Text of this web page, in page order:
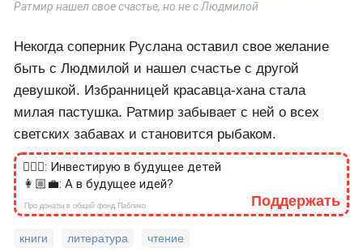
Ратмир нашел свое счастье, но не с Людмилой
Некогда соперник Руслана оставил свое желание
быть с Людмилой и нашел счастье с другой
девушкой. Избранницей красавца-хана стала
милая пастушка. Ратмир забывает с ней о всех
светских забавах и становится рыбаком.
🙎🏻‍♂️: Инвестирую в будущее детей
👩🏼‍💼: А в будущее идей?
Поддержать
Про донаты в общий фонд Паблико
книги литература чтение